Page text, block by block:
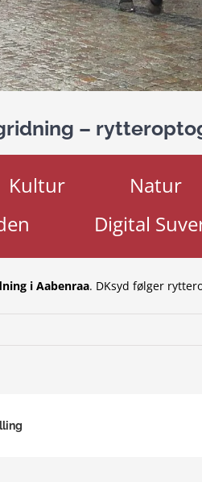
–
Kultur
Natur
Digital
i Aabenraa. DKsyd følger